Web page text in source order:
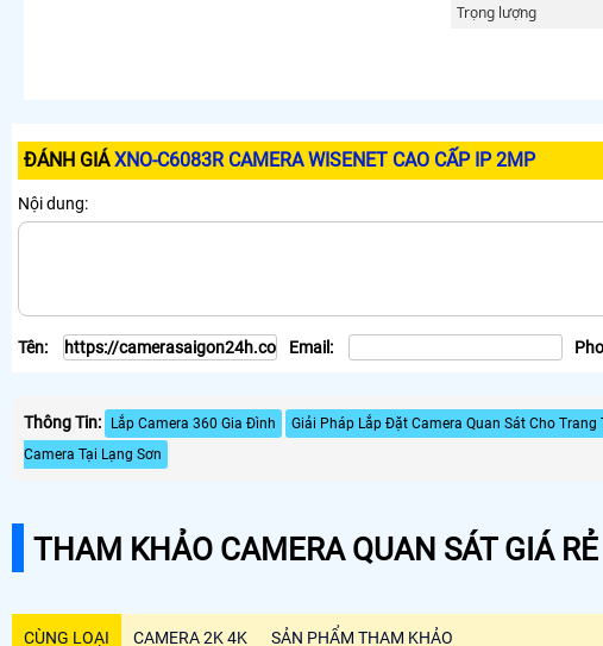
Trọng lượng
ĐÁNH GIÁXNO-C6083R CAMERA WISENET CAO CẤP IP 2MP
Nội dung:
Tên: Email:
Thông Tin: Lắp Camera 360 Gia Đình Giải Pháp Lắp Đặt Camera Quan Sát Cho Trang
Camera Tại Lạng Sơn
THAM KHẢO CAMERA QUAN SÁT GIÁ RẺ
CÙNG LOẠI CAMERA 2K 4K SẢN PHẨM THAM KHẢO